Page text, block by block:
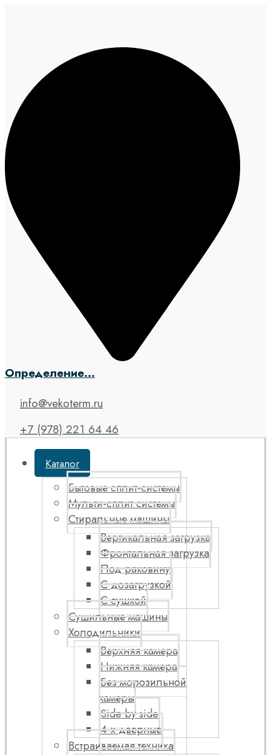
Определение...
info@vekoterm.ru
+7 (978) 221 64 46
Каталог
Бытовые сплит-системы
Мульти-сплит системы
Стиральные машины
Вертикальная загрузка
Фронтальная загрузка
Под раковину
С дозагрузкой
С сушкой
Сушильные машины
Холодильники
Верхняя камера
Нижняя камера
Без морозильной
камеры
Side by side
4-х дверные
Встраиваемая техника